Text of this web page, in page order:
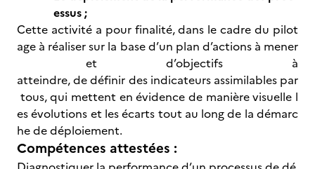
essus ;
Cette activité a pour finalité, dans le cadre du pilot
age à réaliser sur la base d’un plan d’actions à mener
et d’objectifs à
atteindre, de définir des indicateurs assimilables par
tous, qui mettent en évidence de manière visuelle l
es évolutions et les écarts tout au long de la démarc
he de déploiement.
Compétences attestées :